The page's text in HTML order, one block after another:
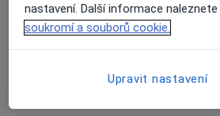
Hledejte v názorech
nastavení. Další informace naleznete
soukromí a souborů cookie.
Upravit nastavení